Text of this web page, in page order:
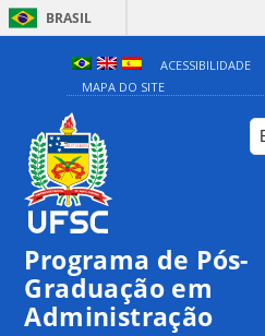
BRASIL
ACESSIBILIDADE
MAPA DO SITE
Programa de Pós-
Graduação em
Administração